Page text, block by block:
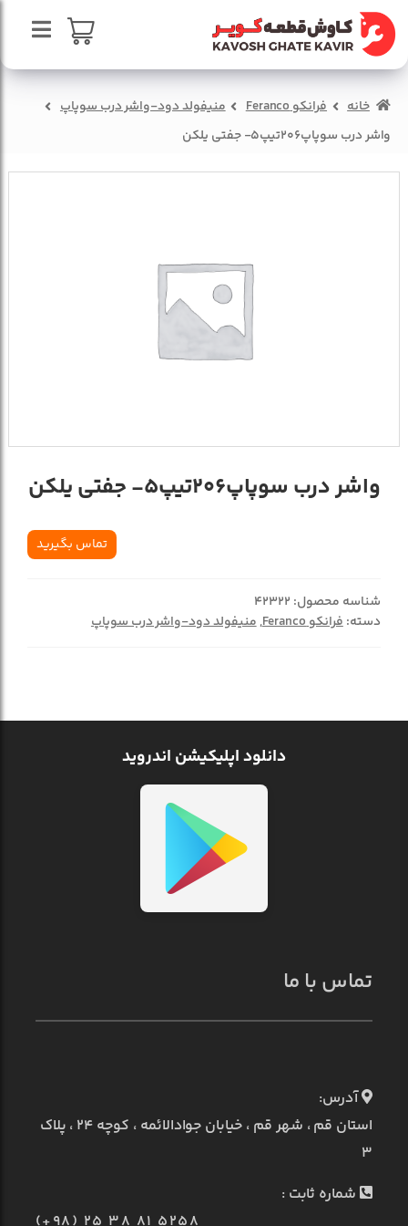
پرش
به
ناوبری
پرش
به
محتوا
صفحه اصلی
سبد خرید
درباره ما
تماس با ما
خانه فرانکو Feranco
منیفولد دود-واشر درب سوپاپ
واشر درب سوپاپ206تیپ5- جفتی یلکن
واشر درب سوپاپ206تیپ5- جفتی یلکن
تماس بگیرید
شناسه محصول: 42322
دسته:فرانکو Feranco ,منیفولد دود-واشر درب سوپاپ
دانلود اپلیکیشن اندروید
تماس با ما
آدرس:
استان قم ، شهر قم ، خیابان جوادالائمه ، کوچه ۲۴ ، پلاک
۳
شماره ثابت :